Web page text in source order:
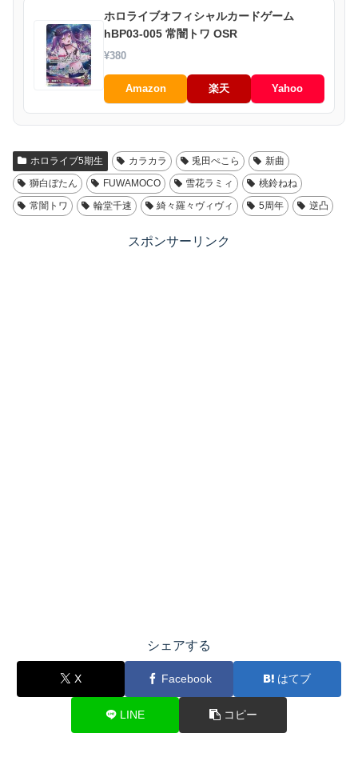
ホロライブオフィシャルカードゲーム
hBP03-005 常闇トワ OSR
¥380
Amazon 楽天 Yahoo
ホロライブ5期生 カラカラ 兎田ぺこら
新曲
獅白ぼたん
FUWAMOCO 雪花ラミィ
桃鈴ねね
常闇トワ
輪堂千速 綺々羅々ヴィヴィ 5周年 逆凸
スポンサーリンク
シェアする
X Facebook はてブ
LINE コピー